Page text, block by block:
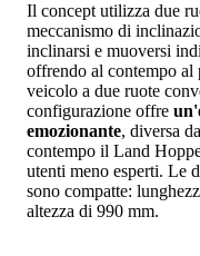
Il concept utilizza due
meccanismo di
inclinarsi e muoversi
offrendo al contempo al
veicolo a due ruote
configurazione offre
emozionante, diversa
contempo il Land
utenti meno esperti. Le
sono compatte:
altezza di 990 mm.